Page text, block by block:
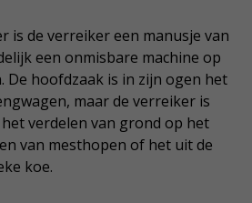
is de verreiker een manusje van
een onmisbare machine op
De hoofdzaak is in zijn ogen het
maar de verreiker is
verdelen van grond op het
van mesthopen of het uit de
koe.